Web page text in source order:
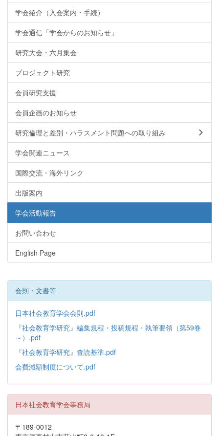
学会紹介（入会案内・手続）
学会通信「学会からのお知らせ」
研究大会・六月集会
プロジェクト研究
会員研究支援
会員企画のお知らせ
研究倫理と差別・ハラスメント問題への取り組み
学会関連ニュース
国際交流・海外リンク
出版案内
学会活動報告
お問い合わせ
English Page
会則・文書等
日本社会教育学会会則.pdf
『社会教育学研究』編集規程・投稿規程・執筆要領（第59巻
～）.pdf
『社会教育学研究』査読基準.pdf
会費減額制度について.pdf
日本社会教育学会事務局
〒189-0012